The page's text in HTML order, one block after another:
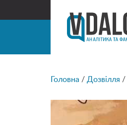
Головна / Дозвілля /